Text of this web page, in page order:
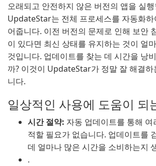
오래되고 안전하지 않은 버전의 앱을 실
UpdateStar는 전체 프로세스를 자동화하
어줍니다. 이전 버전의 문제로 인해 보안
이 있다면 최신 상태를 유지하는 것이 얼
것입니다. 업데이트를 찾는 데 시간을 낭
까? 이것이 UpdateStar가 정말 잘 해결하
니다.
일상적인 사용에 도움이 되
시간 절약: 자동 업데이트를 통해
적할 필요가 없습니다. 업데이트를
데 얼마나 많은 시간을 소비하는지
.